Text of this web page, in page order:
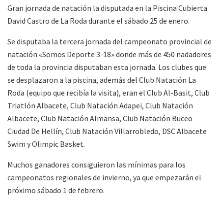
Gran jornada de natación la disputada en la Piscina Cubierta
David Castro de La Roda durante el sábado 25 de enero.
Se disputaba la tercera jornada del campeonato provincial de
natación «Somos Deporte 3-18» donde más de 450 nadadores
de toda la provincia disputaban esta jornada. Los clubes que
se desplazaron a la piscina, además del Club Natación La
Roda (equipo que recibía la visita), eran el Club Al-Basit, Club
Triatlón Albacete, Club Natación Adapei, Club Natación
Albacete, Club Natación Almansa, Club Natación Buceo
Ciudad De Hellín, Club Natación Villarrobledo, DSC Albacete
Swim y Olimpic Basket.
Muchos ganadores consiguieron las mínimas para los
campeonatos regionales de invierno, ya que empezarán el
próximo sábado 1 de febrero.